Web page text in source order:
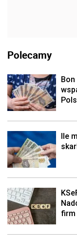
Polecamy
Ile
firm